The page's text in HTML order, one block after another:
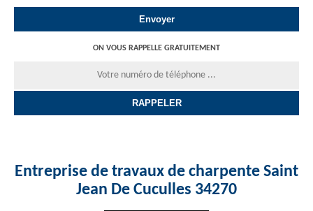
ON VOUS RAPPELLE GRATUITEMENT
Entreprise de travaux de charpente Saint
Jean De Cuculles 34270